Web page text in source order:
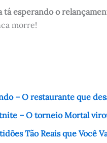
tá esperando o
morre!
– O restaurante que
– O torneio Mortal
Tão Reais que Você